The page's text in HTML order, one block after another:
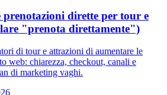
prenotazioni dirette per tour e
"prenota direttamente")
di tour e attrazioni di aumentare le
web: chiarezza, checkout, canali e
di marketing vaghi.